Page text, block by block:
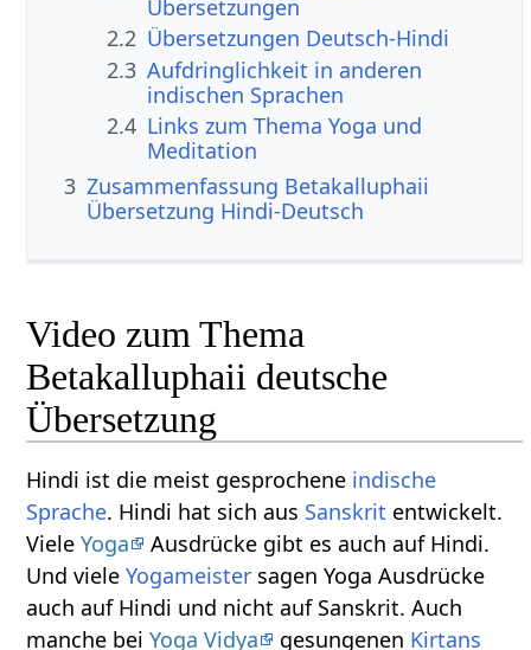
Übersetzungen
2.2 Übersetzungen Deutsch-Hindi
2.3 Aufdringlichkeit in anderen
indischen Sprachen
2.4 Links zum Thema Yoga und
Meditation
3 Zusammenfassung Betakalluphaii
Übersetzung Hindi-Deutsch
Video zum Thema
Betakalluphaii deutsche
Übersetzung
Hindi ist die meist gesprochene indische
Sprache. Hindi hat sich aus Sanskrit entwickelt.
VieleYoga
Ausdrücke gibt es auch auf Hindi.
Und vieleYogameister sagen Yoga Ausdrücke
auch auf Hindi und nicht auf Sanskrit. Auch
manche beiYoga Vidya gesungenen Kirtans